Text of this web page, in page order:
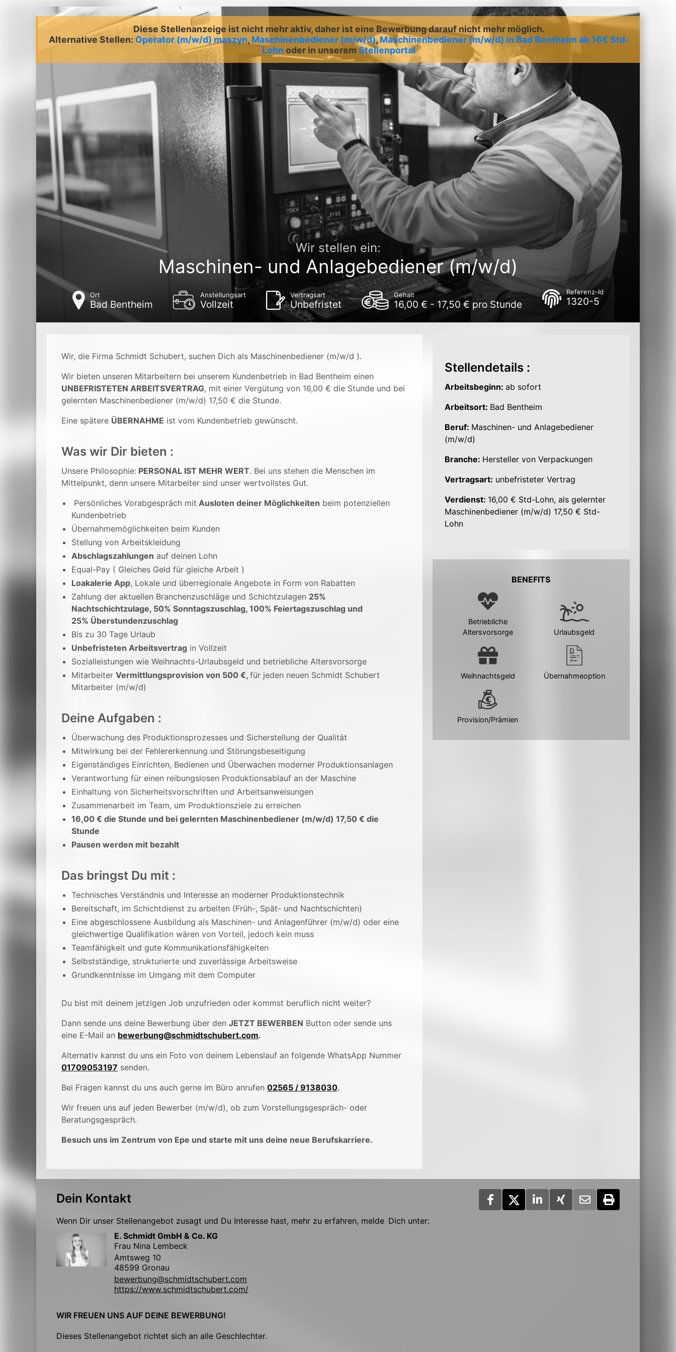
Diese Stellenanzeige ist nicht mehr aktiv, daher ist eine Bewerbung darauf nicht mehr möglich.
Alternative Stellen: Operator (m/w/d) maszyn, Maschinenbediener (m/w/d),Maschinenbediener (m/w/d) in Bad Bentheim ab 16€ Std-
Lohn oder in unseremStellenportal
Wir stellen ein:
Maschinen- und Anlagebediener (m/w/d)
Ort
Bad Bentheim
Anstellungsart
Vollzeit
Vertragsart
Unbefristet
Gehalt
16,00 € - 17,50 € pro Stunde
Referenz-Id
1320-5
Wir, die Firma Schmidt Schubert, suchen Dich als Maschinenbediener (m/w/d ).
Wir bieten unseren Mitarbeitern bei unserem Kundenbetrieb in Bad Bentheim einen
UNBEFRISTETEN ARBEITSVERTRAG, mit einer Vergütung von 16,00 € die Stunde und bei
gelernten Maschinenbediener (m/w/d) 17,50 € die Stunde.
Eine spätere ÜBERNAHME ist vom Kundenbetrieb gewünscht.
Was wir Dir bieten :
Unsere Philosophie: PERSONAL IST MEHR WERT. Bei uns stehen die Menschen im
Mittelpunkt, denn unsere Mitarbeiter sind unser wertvollstes Gut.
Persönliches Vorabgespräch mit Ausloten deiner Möglichkeiten beim potenziellen
Kundenbetrieb
Übernahmemöglichkeiten beim Kunden
Stellung von Arbeitskleidung
Abschlagszahlungen auf deinen Lohn
Equal-Pay ( Gleiches Geld für gleiche Arbeit )
Loakalerie App, Lokale und überregionale Angebote in Form von Rabatten
Zahlung der aktuellen Branchenzuschläge und Schichtzulagen 25%
Nachtschichtzulage, 50% Sonntagszuschlag, 100% Feiertagszuschlag und
25% Überstundenzuschlag
Bis zu 30 Tage Urlaub
Unbefristeten Arbeitsvertrag in Vollzeit
Sozialleistungen wie Weihnachts-Urlaubsgeld und betriebliche Altersvorsorge
Mitarbeiter Vermittlungsprovision von 500 €, für jeden neuen Schmidt Schubert
Mitarbeiter (m/w/d)
Deine Aufgaben :
Überwachung des Produktionsprozesses und Sicherstellung der Qualität
Mitwirkung bei der Fehlererkennung und Störungsbeseitigung
Eigenständiges Einrichten, Bedienen und Überwachen moderner Produktionsanlagen
Verantwortung für einen reibungslosen Produktionsablauf an der Maschine
Einhaltung von Sicherheitsvorschriften und Arbeitsanweisungen
Zusammenarbeit im Team, um Produktionsziele zu erreichen
16,00 € die Stunde und bei gelernten Maschinenbediener (m/w/d) 17,50 € die
Stunde
Pausen werden mit bezahlt
Das bringst Du mit :
Technisches Verständnis und Interesse an moderner Produktionstechnik
Bereitschaft, im Schichtdienst zu arbeiten (Früh-, Spät- und Nachtschichten)
Eine abgeschlossene Ausbildung als Maschinen- und Anlagenführer (m/w/d) oder eine
gleichwertige Qualifikation wären von Vorteil, jedoch kein muss
Teamfähigkeit und gute Kommunikationsfähigkeiten
Selbstständige, strukturierte und zuverlässige Arbeitsweise
Grundkenntnisse im Umgang mit dem Computer
Du bist mit deinem jetzigen Job unzufrieden oder kommst beruflich nicht weiter?
Dann sende uns deine Bewerbung über den JETZT BEWERBEN Button oder sende uns
eine E-Mail an bewerbung@schmidtschubert.com.
Alternativ kannst du uns ein Foto von deinem Lebenslauf an folgende WhatsApp Nummer
01709053197 senden.
Bei Fragen kannst du uns auch gerne im Büro anrufen 02565 / 9138030.
Wir freuen uns auf jeden Bewerber (m/w/d), ob zum Vorstellungsgespräch- oder
Beratungsgespräch.
Besuch uns im Zentrum von Epe und starte mit uns deine neue Berufskarriere.
Stellendetails :
Arbeitsbeginn: ab sofort
Arbeitsort: Bad Bentheim
Beruf: Maschinen- und Anlagebediener
(m/w/d)
Branche: Hersteller von Verpackungen
Vertragsart: unbefristeter Vertrag
Verdienst: 16,00 € Std-Lohn, als gelernter
Maschinenbediener (m/w/d) 17,50 € Std-
Lohn
BENEFITS
Betriebliche
Altersvorsorge
Urlaubsgeld
Weihnachtsgeld Übernahmeoption
Provision/Prämien
Dein Kontakt
Wenn Dir unser Stellenangebot zusagt und Du Interesse hast, mehr zu erfahren, melde Dich unter:
E. Schmidt GmbH & Co. KG
Frau Nina Lembeck
Amtsweg 10
48599 Gronau
bewerbung@schmidtschubert.com
https://www.schmidtschubert.com/
WIR FREUEN UNS AUF DEINE BEWERBUNG!
Dieses Stellenangebot richtet sich an alle Geschlechter.